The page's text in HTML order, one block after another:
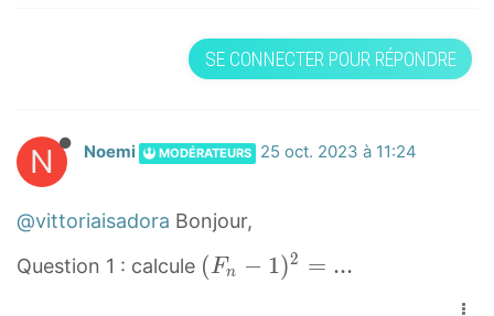
SE CONNECTER POUR RÉPONDRE
N Noemi MODÉRATEURS 25 oct. 2023 à 11:24
@vittoriaisadora Bonjour,
Question 1 : calcule (
(Fn − 1)2 = ...